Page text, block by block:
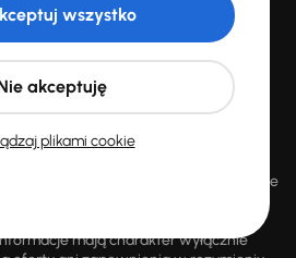
w serwisie internetowym
uwidocznioną w prezentowanej
jako różnica pomiędzy najniższą ceną
obniżką a jego aktualną ceną
objętych promocją jest zmienna i
liczba dostępnych pojazdów
auta są dodawane każdego dnia.
z innymi aktualnie obowiązującymi
dochodzić do niej prawa z mocą
o zasadach promocji udzielane
AAA AUTO. AAA AUTO
umowy wyłącznie w formie
mają charakter wyłącznie
plikami cookie
akceptuję
wszystko